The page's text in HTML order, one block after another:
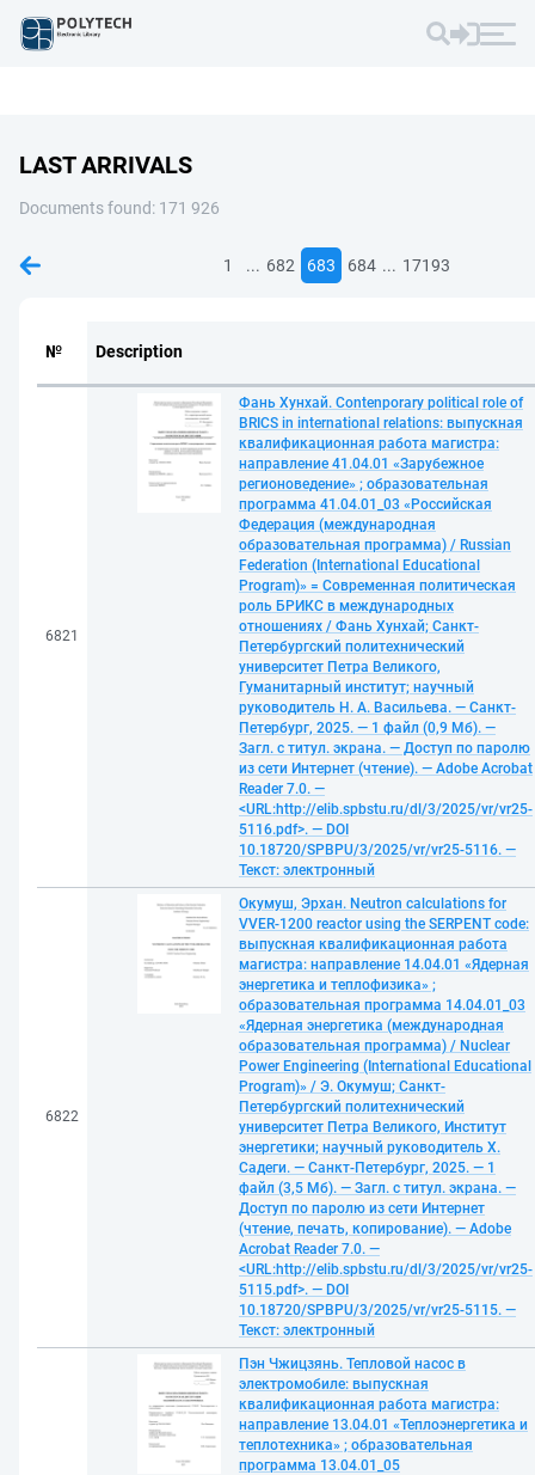
LAST ARRIVALS
Documents found: 171 926
1 ... 682 683 684 ... 17193
№ Description
6821
Фань Хунхай. Contenporary political role of
BRICS in international relations: выпускная
квалификационная работа магистра:
направление 41.04.01 «Зарубежное
регионоведение» ; образовательная
программа 41.04.01_03 «Российская
Федерация (международная
образовательная программа) / Russian
Federation (International Educational
Program)» = Современная политическая
роль БРИКС в международных
отношениях / Фань Хунхай; Санкт-
Петербургский политехнический
университет Петра Великого,
Гуманитарный институт; научный
руководитель Н. А. Васильева. — Санкт-
Петербург, 2025. — 1 файл (0,9 Мб). —
Загл. с титул. экрана. — Доступ по паролю
из сети Интернет (чтение). — Adobe Acrobat
Reader 7.0. —
<URL:http://elib.spbstu.ru/dl/3/2025/vr/vr25-
5116.pdf>. — DOI
10.18720/SPBPU/3/2025/vr/vr25-5116. —
Текст: электронный
6822
Окумуш, Эрхан. Neutron calculations for
VVER-1200 reactor using the SERPENT code:
выпускная квалификационная работа
магистра: направление 14.04.01 «Ядерная
энергетика и теплофизика» ;
образовательная программа 14.04.01_03
«Ядерная энергетика (международная
образовательная программа) / Nuclear
Power Engineering (International Educational
Program)» / Э. Окумуш; Санкт-
Петербургский политехнический
университет Петра Великого, Институт
энергетики; научный руководитель Х.
Садеги. — Санкт-Петербург, 2025. — 1
файл (3,5 Мб). — Загл. с титул. экрана. —
Доступ по паролю из сети Интернет
(чтение, печать, копирование). — Adobe
Acrobat Reader 7.0. —
<URL:http://elib.spbstu.ru/dl/3/2025/vr/vr25-
5115.pdf>. — DOI
10.18720/SPBPU/3/2025/vr/vr25-5115. —
Текст: электронный
Пэн Чжицзянь. Тепловой насос в
электромобиле: выпускная
квалификационная работа магистра:
направление 13.04.01 «Теплоэнергетика и
теплотехника» ; образовательная
программа 13.04.01_05